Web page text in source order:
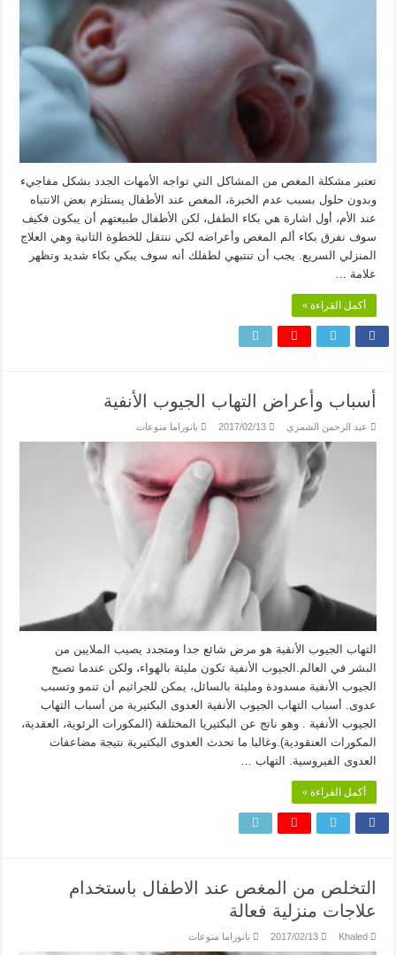
تعتبر مشكلة المغص من المشاكل التي تواجه الأمهات الجدد بشكل مفاجيء
وبدون حلول بسبب عدم الخبرة، المغص عند الأطفال يستلزم بعض الانتباه
عند الأم، أول اشارة هي بكاء الطفل، لكن الأطفال طبيعتهم أن يبكون فكيف
سوف نفرق بكاء ألم المغص وأعراضه لكي ننتقل للخطوة الثانية وهي العلاج
المنزلي السريع. يجب أن تنتبهي لطفلك أنه سوف يبكي بكاء شديد وتظهر
علامة …
أكمل القراءة »
أسباب وأعراض التهاب الجيوب الأنفية
عبد الرحمن الشمري 2017/02/13 بانوراما منوعات
التهاب الجيوب الأنفية هو مرض شائع جدا ومتجدد يصيب الملايين من
البشر في العالم.الجيوب الأنفية تكون مليئة بالهواء، ولكن عندما تصبح
الجيوب الأنفية مسدودة ومليئة بالسائل، يمكن للجراثيم أن تنمو وتسبب
عدوى. أسباب التهاب الجيوب الأنفية العدوى البكتيرية من أسباب التهاب
الجيوب الأنفية . وهو ناتج عن البكتيريا المختلفة (المكورات الرئوية، العقدية،
المكورات العنقودية).وغالبا ما تحدث العدوى البكتيرية نتيجة مضاعفات
العدوى الفيروسية. التهاب …
أكمل القراءة »
التخلص من المغص عند الاطفال باستخدام
علاجات منزلية فعالة
Khaled
2017/02/13 بانوراما منوعات